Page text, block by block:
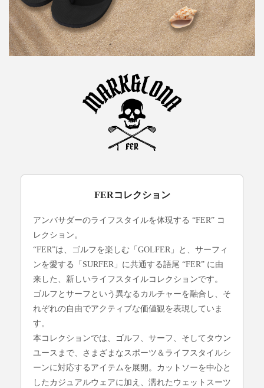
FERコレクション
アンバサダーのライフスタイルを体現する “FER” コ
レクション。
“FER”は、ゴルフを楽しむ「GOLFER」と、サーフィ
ンを愛する「SURFER」に共通する語尾 “FER” に由
来した、新しいライフスタイルコレクションです。
ゴルフとサーフという異なるカルチャーを融合し、そ
れぞれの自由でアクティブな価値観を表現していま
す。
本コレクションでは、ゴルフ、サーフ、そしてタウン
ユースまで、さまざまなスポーツ＆ライフスタイルシ
ーンに対応するアイテムを展開。カットソーを中心と
したカジュアルウェアに加え、濡れたウェットスーツ